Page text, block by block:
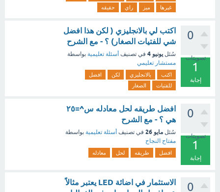
غيرها
ميز راي حقيقه
0
تصويتات
1
إجابة
اكتب لي بالانجليزي ( لكن هذا افضل
شي للفتيات الصغار) ؟ - مع الشرح
سُئل يونيو 4 في تصنيف أسئلة تعليمية بواسطة
مستشار تعليمي
اكتب بالانجليزي لكن
افضل
للفتيات
الصغار
0
تصويتات
1
إجابة
افضل طريقه لحل معادله س^=٢٥
هي ؟ - مع الشرح
سُئل مايو 26 في تصنيف أسئلة تعليمية بواسطة
مفتاح النجاح
افضل طريقه لحل معادله
0
الاستثمار في اضائة LED يعتبر مثالاً